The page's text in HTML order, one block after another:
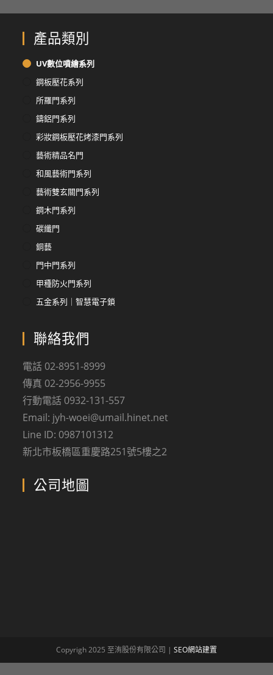
產品類別
UV數位噴繪系列
鋼板壓花系列
所羅門系列
鑄鋁門系列
彩妝鋼板壓花烤漆門系列
藝術精品名門
和風藝術門系列
藝術雙玄關門系列
鋼木門系列
碳纖門
銅藝
門中門系列
甲種防火門系列
五金系列｜智慧電子鎖
聯絡我們
電話 02-8951-8999
傳真 02-2956-9955
行動電話 0932-131-557
Email: jyh-woei@umail.hinet.net
Line ID: 0987101312
新北市板橋區重慶路251號5樓之2
公司地圖
Copyrigh 2025 至洧股份有限公司 | SEO網站建置